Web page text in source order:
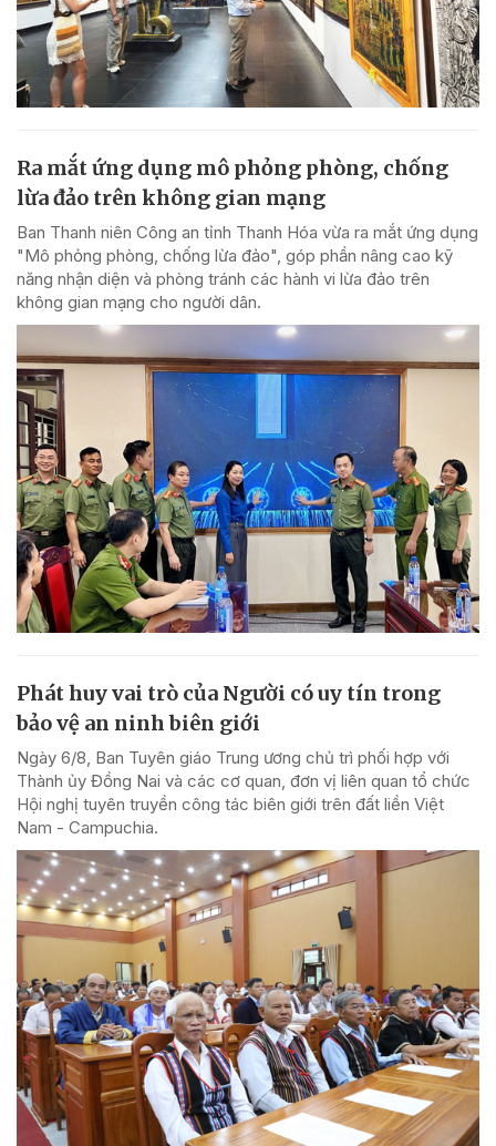
Ra mắt ứng dụng mô phỏng phòng, chống
lừa đảo trên không gian mạng
Ban Thanh niên Công an tỉnh Thanh Hóa vừa ra mắt ứng dụng
"Mô phỏng phòng, chống lừa đảo", góp phần nâng cao kỹ
năng nhận diện và phòng tránh các hành vi lừa đảo trên
không gian mạng cho người dân.
Phát huy vai trò của Người có uy tín trong
bảo vệ an ninh biên giới
Ngày 6/8, Ban Tuyên giáo Trung ương chủ trì phối hợp với
Thành ủy Đồng Nai và các cơ quan, đơn vị liên quan tổ chức
Hội nghị tuyên truyền công tác biên giới trên đất liền Việt
Nam - Campuchia.